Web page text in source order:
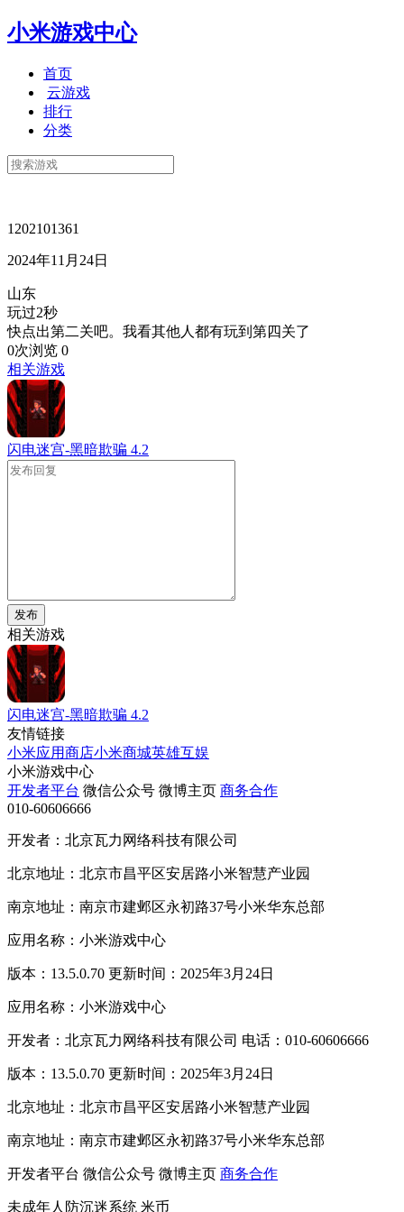
小米游戏中心
首页
云游戏
排行
分类
1202101361
2024年11月24日
山东
玩过2秒
快点出第二关吧。我看其他人都有玩到第四关了
0次浏览 0
相关游戏
闪电迷宫-黑暗欺骗 4.2
发布
相关游戏
闪电迷宫-黑暗欺骗 4.2
友情链接
小米应用商店小米商城英雄互娱
小米游戏中心
开发者平台 微信公众号 微博主页 商务合作
010-60606666
开发者：北京瓦力网络科技有限公司
北京地址：北京市昌平区安居路小米智慧产业园
南京地址：南京市建邺区永初路37号小米华东总部
应用名称：小米游戏中心
版本：13.5.0.70 更新时间：2025年3月24日
应用名称：小米游戏中心
开发者：北京瓦力网络科技有限公司 电话：010-60606666
版本：13.5.0.70 更新时间：2025年3月24日
北京地址：北京市昌平区安居路小米智慧产业园
南京地址：南京市建邺区永初路37号小米华东总部
开发者平台 微信公众号 微博主页 商务合作
未成年人防沉迷系统 米币